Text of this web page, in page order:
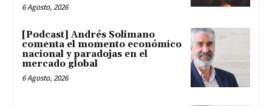
6 Agosto, 2026
[Podcast] Andrés Solimano
comenta el momento económico
nacional y paradojas en el
mercado global
6 Agosto, 2026